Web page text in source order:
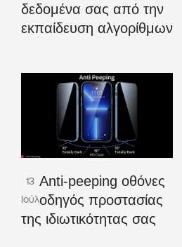
δεδομένα σας από την
εκπαίδευση αλγορίθμων
13
Ιούλ
Anti-peeping οθόνες
οδηγός προστασίας
της ιδιωτικότητας σας